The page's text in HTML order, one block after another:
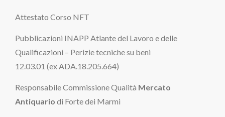
Attestato Corso NFT
Pubblicazioni INAPP Atlante del Lavoro e delle
Qualificazioni – Perizie tecniche su beni
12.03.01 (ex ADA.18.205.664)
Responsabile Commissione Qualità Mercato
Antiquario di Forte dei Marmi